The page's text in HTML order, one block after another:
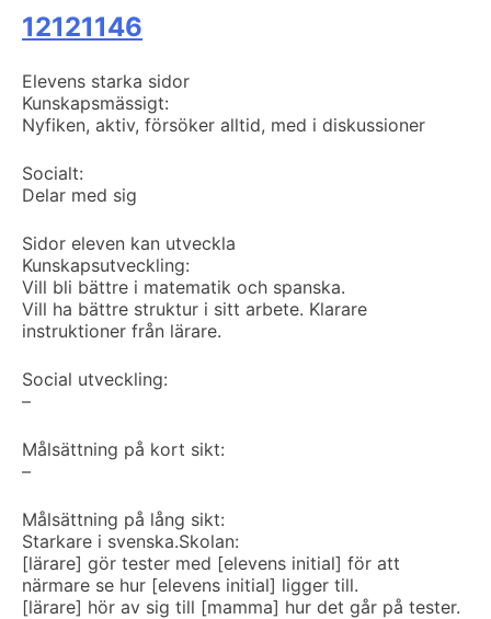
12121146
Elevens starka sidor
Kunskapsmässigt:
Nyfiken, aktiv, försöker alltid, med i diskussioner
Socialt:
Delar med sig
Sidor eleven kan utveckla
Kunskapsutveckling:
Vill bli bättre i matematik och spanska.
Vill ha bättre struktur i sitt arbete. Klarare
instruktioner från lärare.
Social utveckling:
–
Målsättning på kort sikt:
–
Målsättning på lång sikt:
Starkare i svenska.Skolan:
[lärare] gör tester med [elevens initial] för att
närmare se hur [elevens initial] ligger till.
[lärare] hör av sig till [mamma] hur det går på tester.